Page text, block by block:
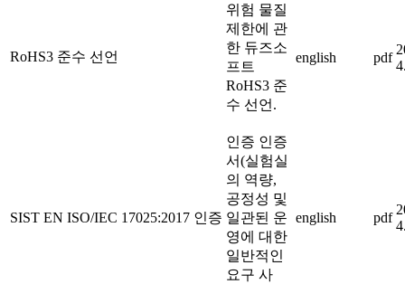
RoHS3 준수 선언
위험 물질
제한에 관
한 듀즈소
프트
RoHS3 준
수 선언.
english pdf
SIST EN ISO/IEC 17025:2017 인증
인증 인증
서(실험실
의 역량,
공정성 및
일관된 운
영에 대한
일반적인
요구 사
english pdf